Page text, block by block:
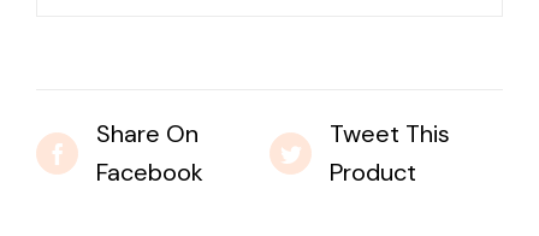
Share On
Facebook
Tweet This
Product